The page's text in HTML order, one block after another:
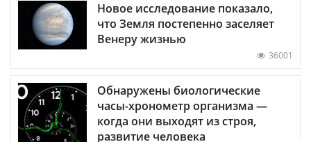
Новое исследование показало,
что Земля постепенно заселяет
Венеру жизнью
36001
Обнаружены биологические
часы-хронометр организма —
когда они выходят из строя,
развитие человека